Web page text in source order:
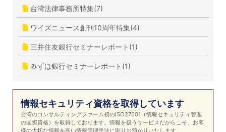
台湾法律事務所特集(7)
ワイズニュース創刊10周年特集(4)
三井住友銀行セミナーレポート(1)
みずほ銀行セミナーレポート(1)
情報セキュリティ資格を取得しています
台湾のコンサルティングファーム初のISO27001（情報セキュリティ管理
の国際資格）を取得しております。情報を扱うサービスだからこそ、お客
様の大切な情報を高い情報管理手法に則りお預かりいたします。